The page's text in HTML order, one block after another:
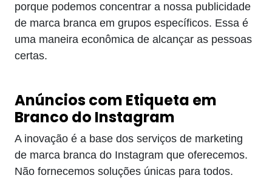
porque podemos concentrar a nossa publicidade
de marca branca em grupos específicos. Essa é
uma maneira econômica de alcançar as pessoas
certas.
Anúncios com Etiqueta em
Branco do Instagram
A inovação é a base dos serviços de marketing
de marca branca do Instagram que oferecemos.
Não fornecemos soluções únicas para todos.